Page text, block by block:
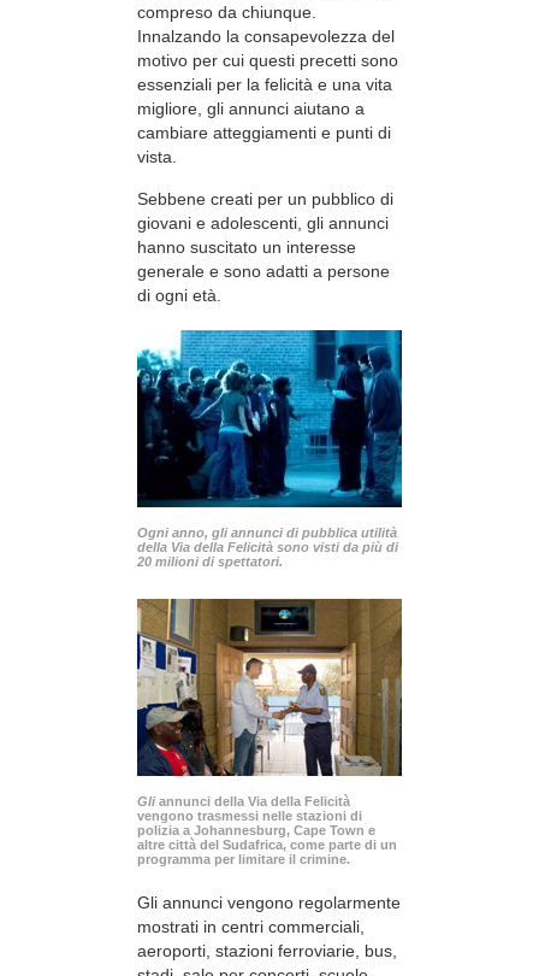
compreso da chiunque.
Innalzando la consapevolezza del
motivo per cui questi precetti sono
essenziali per la felicità e una vita
migliore, gli annunci aiutano a
cambiare atteggiamenti e punti di
vista.
Sebbene creati per un pubblico di
giovani e adolescenti, gli annunci
hanno suscitato un interesse
generale e sono adatti a persone
di ogni età.
Ogni anno, gli annunci di pubblica utilità
della Via della Felicità sono visti da più di
20 milioni di spettatori.
Gli annunci della Via della Felicità
vengono trasmessi nelle stazioni di
polizia a Johannesburg, Cape Town e
altre città del Sudafrica, come parte di un
programma per limitare il crimine.
Gli annunci vengono regolarmente
mostrati in centri commerciali,
aeroporti, stazioni ferroviarie, bus,